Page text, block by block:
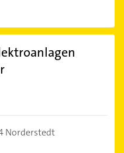
Norderstedt